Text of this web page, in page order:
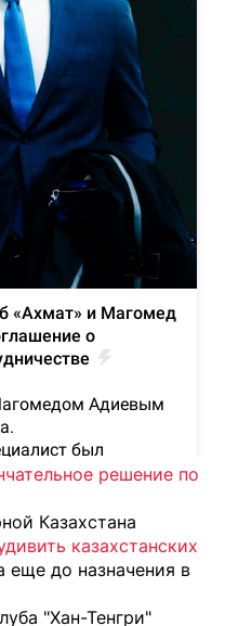
решение по
Казахстана
казахстанских
еще до назначения в
"Хан-Тенгри"